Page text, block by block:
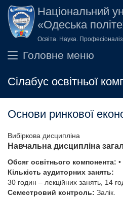
Перейти до основного вмісту
Національний
«Одеська
Освіта. Наука.
Головне меню
Сілабус освітньої
Основи ринкової
Вибіркова дисципліна
Навчальна дисципліна
Обсяг освітнього компонента:
Кількість аудиторних занять:
30 годин – лекційних занять, 14
Семестровий контроль: Залік.